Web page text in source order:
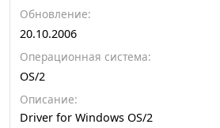
Обновление:
20.10.2006
Операционная система:
OS/2
Описание:
Driver for Windows OS/2